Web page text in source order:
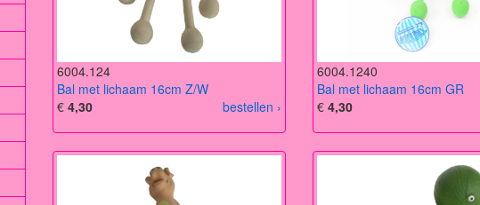
6004.124
Bal met lichaam 16cm Z/W
bestellen ›
€ 4,30
6004.1240
Bal met lichaam 16cm GR
€ 4,30